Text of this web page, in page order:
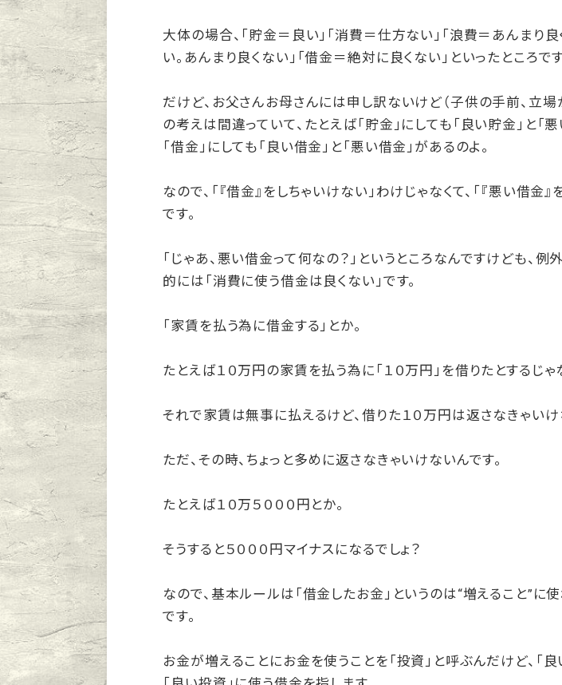
大体の場合、「貯金＝良い」「消費＝仕方ない」「浪費＝あんまり良
い。あんまり良くない」「借金＝絶対に良くない」といったところです
だけど、お父さんお母さんには申し訳ないけど（子供の手前、立場
の考えは間違っていて、たとえば「貯金」にしても「良い貯金」と「悪
「借金」にしても「良い借金」と「悪い借金」があるのよ。
なので、「『借金』をしちゃいけない」わけじゃなくて、「『悪い借金
です。
「じゃあ、悪い借金って何なの？」というところなんですけども、例
的には「消費に使う借金は良くない」です。
「家賃を払う為に借金する」とか。
たとえば１０万円の家賃を払う為に「１０万円」を借りたとするじゃ
それで家賃は無事に払えるけど、借りた１０万円は返さなきゃいけ
ただ、その時、ちょっと多めに返さなきゃいけないんです。
たとえば１０万５０００円とか。
そうすると５０００円マイナスになるでしょ？
なので、基本ルールは「借金したお金」というのは“増えること”に
です。
お金が増えることにお金を使うことを「投資」と呼ぶんだけど、「